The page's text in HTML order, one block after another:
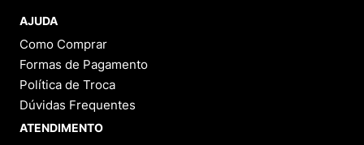
AJUDA
Como Comprar
Formas de Pagamento
Política de Troca
Dúvidas Frequentes
ATENDIMENTO